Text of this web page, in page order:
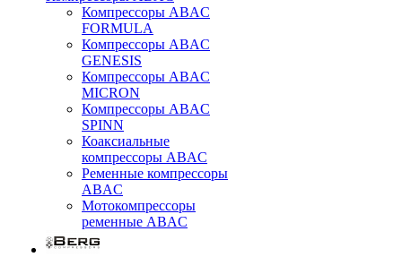
Компрессоры ABAC
FORMULA
Компрессоры ABAC
GENESIS
Компрессоры ABAC
MICRON
Компрессоры ABAC
SPINN
Коаксиальные
компрессоры ABAC
Ременные компрессоры
ABAC
Мотокомпрессоры
ременные ABAC